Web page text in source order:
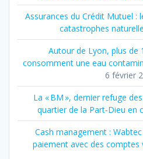
Assurances du Crédit Mutuel :
catastrophes
Autour de Lyon, plus de
consomment une eau
6 février
La « BM », dernier refuge
quartier de la Part‐Dieu en
Cash management :
paiement avec des comptes